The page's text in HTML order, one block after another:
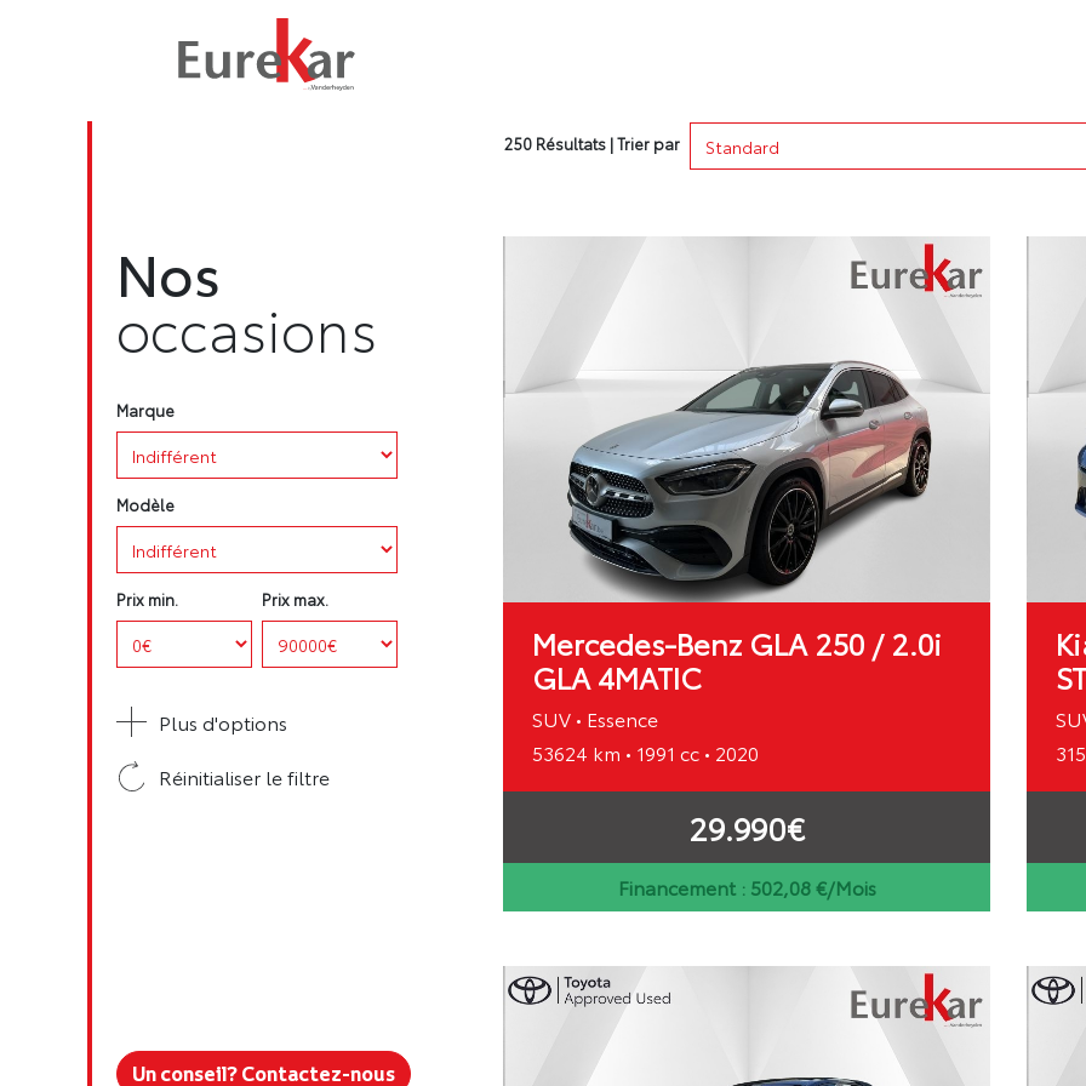
Nos
occasions
Marque
Modèle
Prix min. Prix max.
Plus d'options
Réinitialiser le filtre
Un conseil ? Contactez-nous
250 Résultats | Trier par
Mercedes-Benz GLA 250 / 2.0i
GLA 4MATIC
SUV • Essence
53624 km • 1991 cc • 2020
29.990€
Financement : 502,08€/Mois